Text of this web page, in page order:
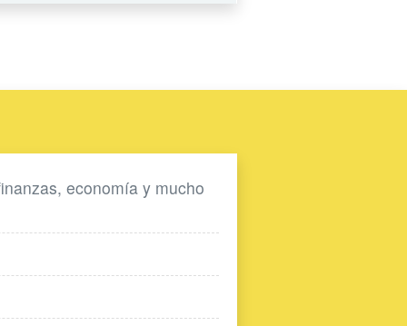
economía y mucho